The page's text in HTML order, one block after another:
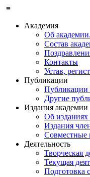
≡
Академия
Об
Состав
Контакты
Устав,
Публикации
Публикации
Другие
Издания академии
Об изданиях
Издания
Совместные
Деятельность
Творческая
Текущая
Подготовка